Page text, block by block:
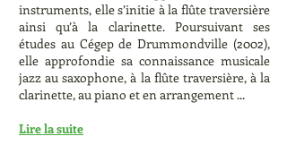
instruments, elle s’initie à la flûte traversière
ainsi qu’à la clarinette. Poursuivant ses
études au Cégep de Drummondville (2002),
elle approfondie sa connaissance musicale
jazz au saxophone, à la flûte traversière, à la
clarinette, au piano et en arrangement ...
Lire la suite